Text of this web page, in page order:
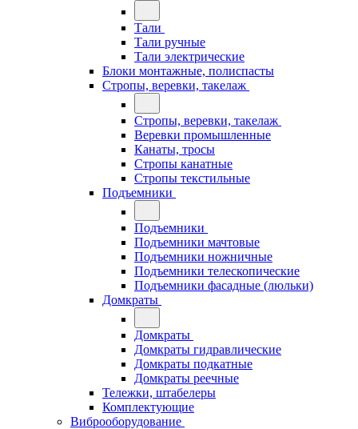
Тали
Тали ручные
Тали электрические
Блоки монтажные, полиспасты
Стропы, веревки, такелаж
Стропы, веревки, такелаж
Веревки промышленные
Канаты, тросы
Стропы канатные
Стропы текстильные
Подъемники
Подъемники
Подъемники мачтовые
Подъемники ножничные
Подъемники телескопические
Подъемники фасадные (люльки)
Домкраты
Домкраты
Домкраты гидравлические
Домкраты подкатные
Домкраты реечные
Тележки, штабелеры
Комплектующие
Виброоборудование